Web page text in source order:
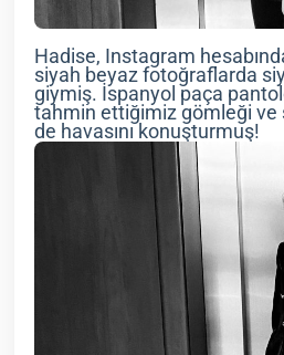
Hadise, Instagram
siyah beyaz fotoğraflarda
giymiş. İspanyol paça
tahmin ettiğimiz gömleği ve
de havasını konuşturmuş!